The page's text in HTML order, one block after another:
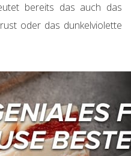
bereits das auch das
oder das dunkelviolette